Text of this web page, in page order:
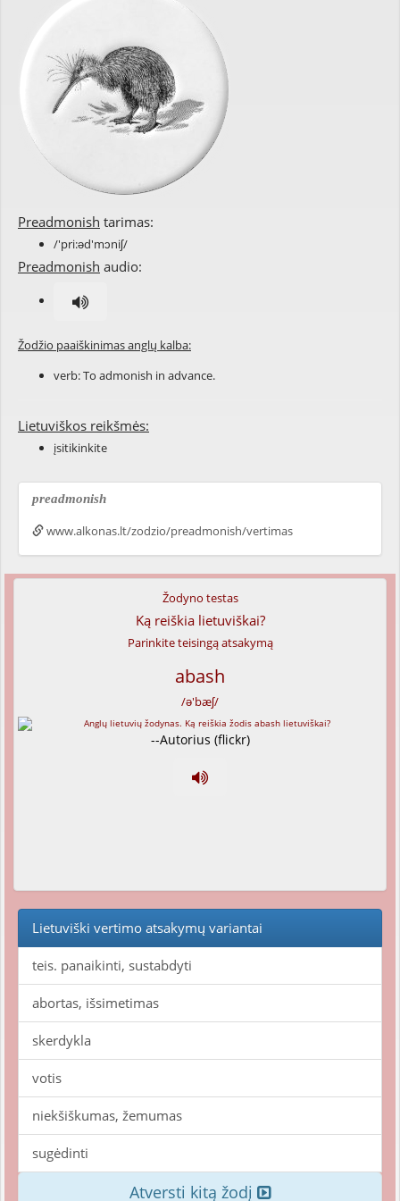
Preadmonish tarimas:
/'pri:əd'mɔniʃ/
Preadmonish audio:
Žodžio paaiškinimas anglų kalba:
verb: To admonish in advance.
Lietuviškos reikšmės:
įsitikinkite
preadmonish
www.alkonas.lt/zodzio/preadmonish/vertimas
Žodyno testas
Ką reiškia lietuviškai?
Parinkite teisingą atsakymą
abash
/ə'bæʃ/
--Autorius (flickr)
Lietuviški vertimo atsakymų variantai
teis. panaikinti, sustabdyti
abortas, išsimetimas
skerdykla
votis
niekšiškumas, žemumas
sugėdinti
Atversti kitą žodį